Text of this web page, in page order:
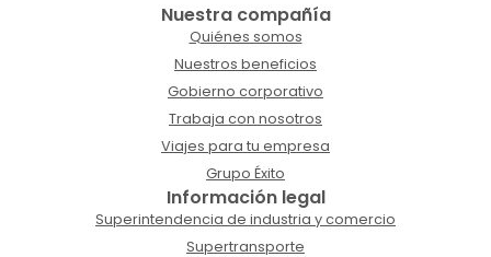
Nuestra compañía
Quiénes somos
Nuestros beneficios
Gobierno corporativo
Trabaja con nosotros
Viajes para tu empresa
Grupo Éxito
Información legal
Superintendencia de industria y comercio
Supertransporte